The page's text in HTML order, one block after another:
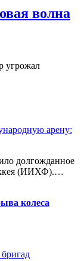
волна
угрожал
арену:
долгожданное
(ИИХФ).…
колеса